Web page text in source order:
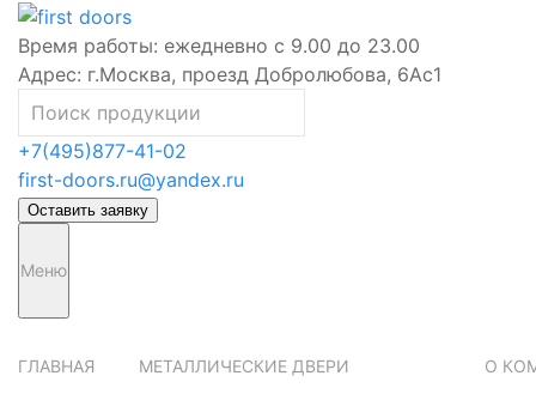
Время работы: ежедневно с 9.00 до 23.00
Адрес: г.Москва, проезд Добролюбова, 6Ас1
+7(495)877-41-02
first-doors.ru@yandex.ru
Оставить заявку
Меню
ГЛАВНАЯ МЕТАЛЛИЧЕСКИЕ ДВЕРИ О